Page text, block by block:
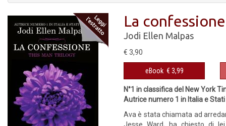
La
Jodi Ellen Malpas
€ 3,90
eBook € 3,99
N°1 in classifica del New York
Autrice numero 1 in Italia e Stati
Ava è stata chiamata ad